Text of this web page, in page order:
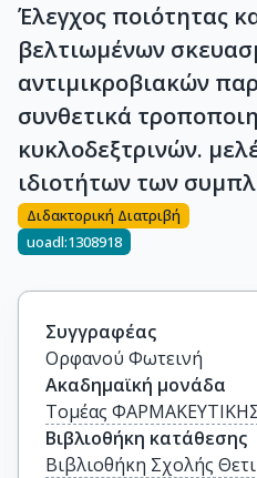
Έλεγχος ποιότητας
βελτιωμένων
αντιμικροβιακών
συνθετικά
κυκλοδεξτρινών.
ιδιοτήτων των
Διδακτορική Διατριβή
uoadl:1308918
Συγγραφέας
Ορφανού Φωτεινή
Ακαδημαϊκή μονάδα
Τομέας
Βιβλιοθήκη κατάθεσης
Βιβλιοθήκη Σχολής